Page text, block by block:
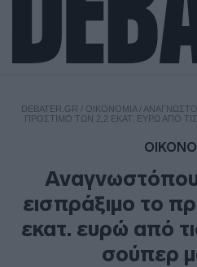
DEBATER.GR / ΟΙΚΟΝΟΜΙΑ/
ΠΡΌΣΤΙΜΟ ΤΩΝ 2,2 ΕΚΑΤ. ΕΥΡΏ ΑΠΌ
εισπράξιμο το
εκατ. ευρώ από
σούπερ